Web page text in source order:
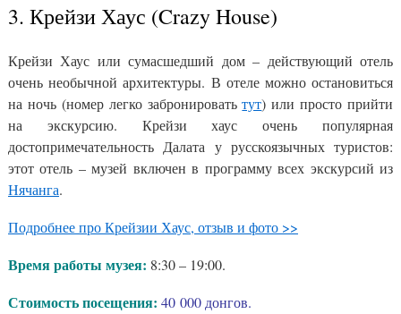
3. Крейзи Хаус (Crazy House)
Крейзи Хаус или сумасшедший дом – действующий отель
очень необычной архитектуры. В отеле можно остановиться
на ночь (номер легко забронироватьтут) или просто прийти
на экскурсию. Крейзи хаус очень популярная
достопримечательность Далата у русскоязычных туристов:
этот отель – музей включен в программу всех экскурсий из
Нячанга.
Подробнее про Крейзии Хаус, отзыв и фото >>
Время работы музея: 8:30 – 19:00.
Стоимость посещения: 40 000 донгов.